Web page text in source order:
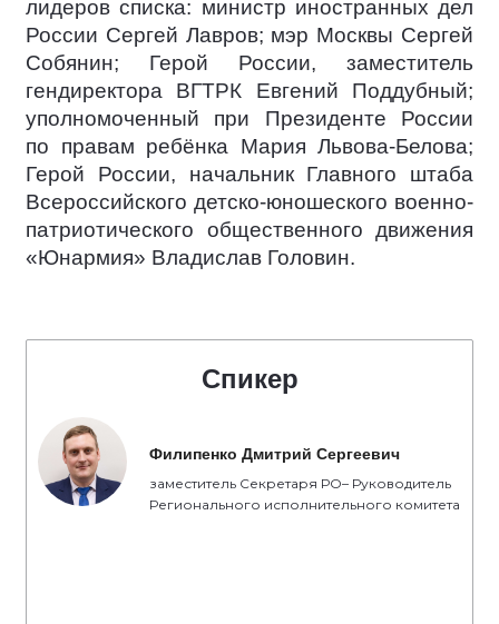
лидеров списка: министр иностранных дел
России Сергей Лавров; мэр Москвы Сергей
Собянин; Герой России, заместитель
гендиректора ВГТРК Евгений Поддубный;
уполномоченный при Президенте России
по правам ребёнка Мария Львова-Белова;
Герой России, начальник Главного штаба
Всероссийского детско-юношеского военно-
патриотического общественного движения
«Юнармия» Владислав Головин.
Спикер
Филипенко Дмитрий Сергеевич
заместитель Секретаря РО– Руководитель
Регионального исполнительного комитета